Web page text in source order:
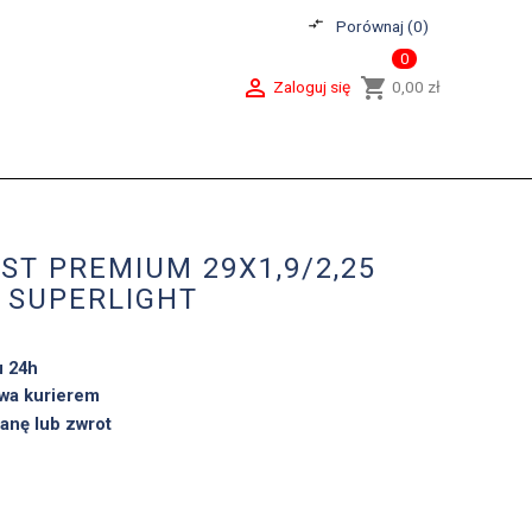
compare_arrows Porównaj (0)
shopping_cart
0
0,00 zł
 Zaloguj się
PREMIUM 29X1,9/2,25
24h
kurierem
lub zwrot